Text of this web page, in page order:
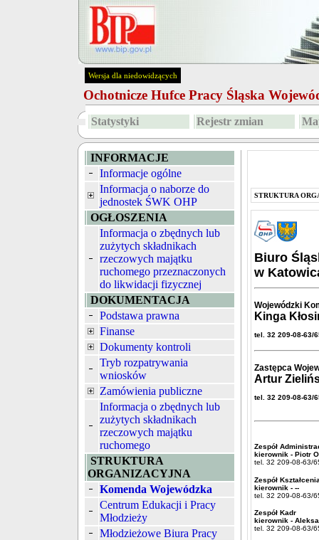
Wersja dla niedowidzących
Ochotnicze Hufce Pracy Śląska
Statystyki Rejestr zmian
INFORMACJE
Informacje ogólne
Informacja o naborze do
jednostek ŚWK OHP
OGŁOSZENIA
Informacja o zbędnych lub
zużytych składnikach
rzeczowych majątku
ruchomego przeznaczonych
do likwidacji fizycznej
DOKUMENTACJA
Podstawa prawna
Finanse
Dokumenty kontroli
Tryb rozpatrywania
wniosków
Zamówienia publiczne
Informacja o zbędnych lub
zużytych składnikach
rzeczowych majątku
ruchomego
STRUKTURA
ORGANIZACYJNA
Komenda Wojewódzka
Centrum Edukacji i Pracy
Młodzieży
Młodzieżowe Biura Pracy
STRUKTURA
Biuro
w
Wojewódzki
Kinga
tel. 32 209-08-63/
Zastępca
Artur
tel. 32 209-08-63/
Zespół
kierownik - Piotr
tel. 32 209-08-63/
Zespół
kierownik - --
tel. 32 209-08-63/
Zespół Kadr
kierownik -
tel. 32 209-08-63/